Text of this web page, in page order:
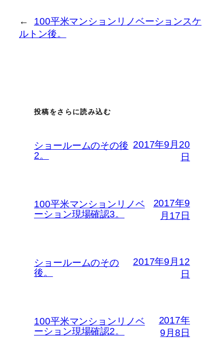
←
100平米マンションリノベーションスケ
ルトン後。
投稿をさらに読み込む
ショールームのその後
2。
2017年9月20
日
100平米マンションリノベ
ーション現場確認3。
2017年9
月17日
ショールームのその
後。
2017年9月12
日
100平米マンションリノベ
ーション現場確認2。
2017年
9月8日